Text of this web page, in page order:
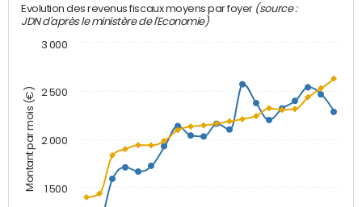
Montant par mois (€)
Evolution des revenus fiscaux moyens par foyer (source :
JDN d'après le ministère de l'Economie)
1 500
2 000
2 500
3 000